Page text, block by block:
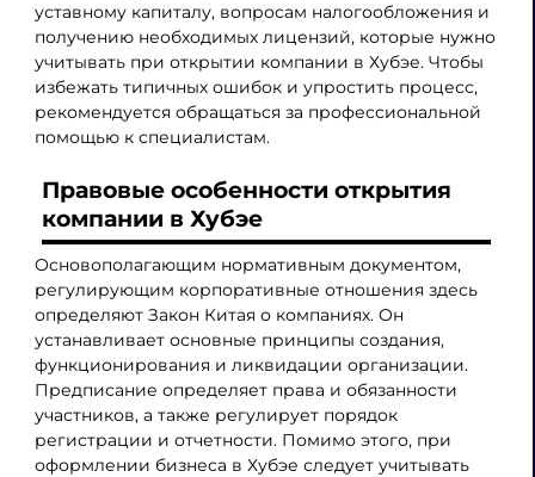
уставному капиталу, вопросам налогообложения и
получению необходимых лицензий, которые нужно
учитывать при открытии компании в Хубэе. Чтобы
избежать типичных ошибок и упростить процесс,
рекомендуется обращаться за профессиональной
помощью к специалистам.
Правовые особенности открытия
компании в Хубэе
Основополагающим нормативным документом,
регулирующим корпоративные отношения здесь
определяют Закон Китая о компаниях. Он
устанавливает основные принципы создания,
функционирования и ликвидации организации.
Предписание определяет права и обязанности
участников, а также регулирует порядок
регистрации и отчетности. Помимо этого, при
оформлении бизнеса в Хубэе следует учитывать